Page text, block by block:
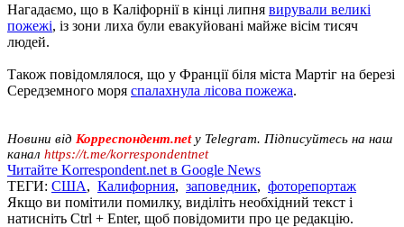
Нагадаємо, що в Каліфорнії в кінці липня вирували великі
пожежі, із зони лиха були евакуйовані майже вісім тисяч
людей.
Також повідомлялося, що у Франції біля міста Мартіг на березі
Середземного моря спалахнула лісова пожежа.
Новини від Корреспондент.netу Telegram. Підписуйтесь на наш
канал https://t.me/korrespondentnet
Читайте Korrespondent.net в Google News
ТЕГИ: США, Калифорния, заповедник, фоторепортаж
Якщо ви помітили помилку, виділіть необхідний текст і
натисніть Ctrl + Enter, щоб повідомити про це редакцію.